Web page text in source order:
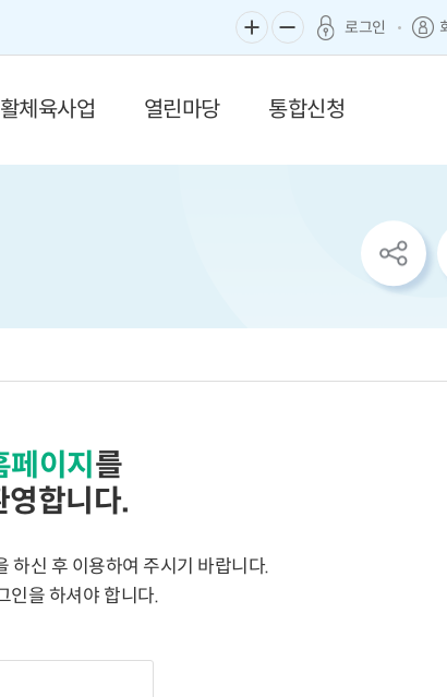
로그인
체육사업 열린마당 통합신청
sns
공
유
리
이지 를
영합니다.
하신 후 이용하여 주시기 바랍니다.
인을 하셔야 합니다.